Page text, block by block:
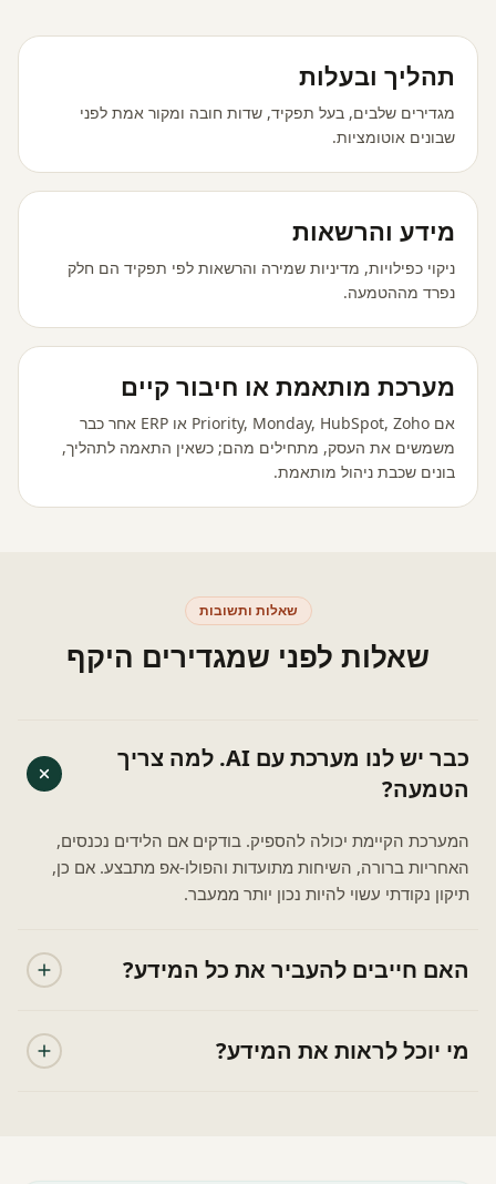
תהליך ובעלות
מגדירים שלבים, בעל תפקיד, שדות חובה ומקור אמת לפני
שבונים אוטומציות.
מידע והרשאות
ניקוי כפילויות, מדיניות שמירה והרשאות לפי תפקיד הם חלק
נפרד מההטמעה.
מערכת מותאמת או חיבור קיים
אם Priority, Monday, HubSpot, Zoho או ERP אחר כבר
משמשים את העסק, מתחילים מהם; כשאין התאמה לתהליך,
בונים שכבת ניהול מותאמת.
שאלות ותשובות
שאלות לפני שמגדירים היקף
כבר יש לנו מערכת עם AI. למה צריך
הטמעה?
המערכת הקיימת יכולה להספיק. בודקים אם הלידים נכנסים,
האחריות ברורה, השיחות מתועדות והפולו-אפ מתבצע. אם כן,
תיקון נקודתי עשוי להיות נכון יותר ממעבר.
האם חייבים להעביר את כל המידע?
מי יוכל לראות את המידע?